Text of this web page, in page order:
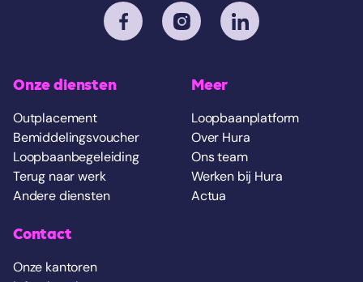
Onze diensten
Outplacement
Bemiddelingsvoucher
Loopbaanbegeleiding
Terug naar werk
Andere diensten
Meer
Loopbaanplatform
Over Hura
Ons team
Werken bij Hura
Actua
Contact
Onze kantoren